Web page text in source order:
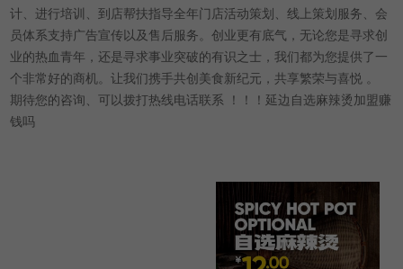
计、进行培训、到店帮扶指导全年门店活动策划、线上策划服务、会
员体系支持广告宣传以及售后服务。创业更有底气，无论您是寻求创
业的热血青年，还是寻求事业突破的有识之士，我们都为您提供了一
个非常好的商机。让我们携手共创美食新纪元，共享繁荣与喜悦 。
期待您的咨询、可以拨打热线电话联系 ！！！延边自选麻辣烫加盟赚
钱吗